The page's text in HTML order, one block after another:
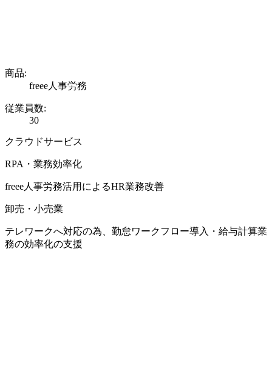
商品:
freee人事労務
従業員数:
30
クラウドサービス
RPA・業務効率化
freee人事労務活用によるHR業務改善
卸売・小売業
テレワークへ対応の為、勤怠ワークフロー導入・給与計算業
務の効率化の支援